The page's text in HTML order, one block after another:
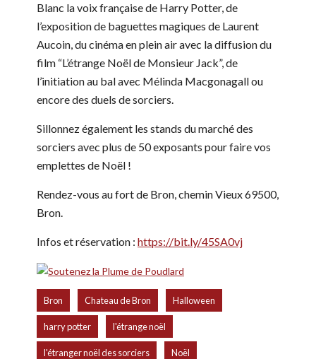
Blanc la voix française de Harry Potter, de
l’exposition de baguettes magiques de Laurent
Aucoin, du cinéma en plein air avec la diffusion du
film “L’étrange Noël de Monsieur Jack”, de
l’initiation au bal avec Mélinda Macgonagall ou
encore des duels de sorciers.
Sillonnez également les stands du marché des
sorciers avec plus de 50 exposants pour faire vos
emplettes de Noël !
Rendez-vous au fort de Bron, chemin Vieux 69500,
Bron.
Infos et réservation : https://bit.ly/45SA0vj
Bron Chateau de Bron Halloween
harry potter l'étrange noël
l'étranger noël des sorciers Noël